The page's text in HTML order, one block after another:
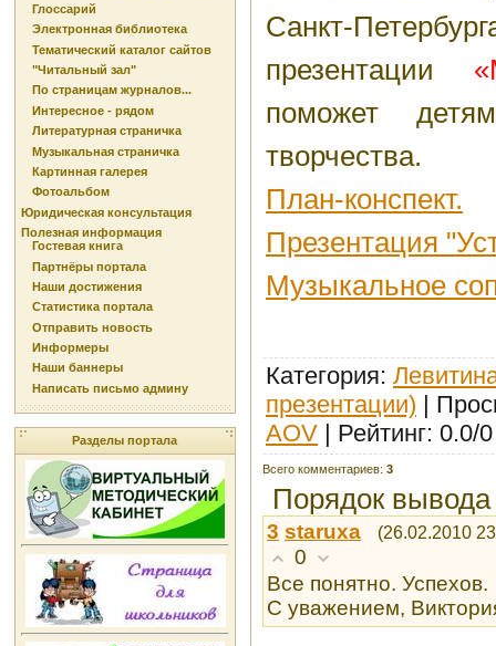
Глоссарий
Электронная библиотека
Тематический каталог сайтов
"Читальный зал"
По страницам журналов...
Интересное - рядом
Литературная страничка
Музыкальная страничка
Картинная галерея
Фотоальбом
Юридическая консультация
Полезная информация
Гостевая книга
Партнёры портала
Наши достижения
Статистика портала
Отправить новость
Информеры
Наши баннеры
Написать письмо админу
Разделы портала
Санкт-
презентации
поможет
творчества.
План-конспект.
Презентация
Музыкальное
Категория:
презентации) |
AOV | Рейтинг: 0.0/0
Всего комментариев: 3
Порядок
3 staruxa (26.02.2010
0
Все понятно. Успехов.
С уважением,